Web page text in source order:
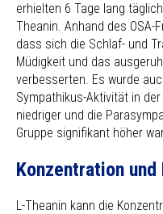
erhielten 6 Tage lang
Theanin. Anhand des
dass sich die Schlaf- und
Müdigkeit und das
verbesserten. Es wurde
Sympathikus-Aktivität in
niedriger und die
Gruppe signifikant höher
Konzentration
L-Theanin kann die